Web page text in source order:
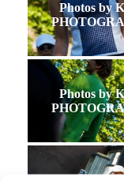
Photos by
Photos by